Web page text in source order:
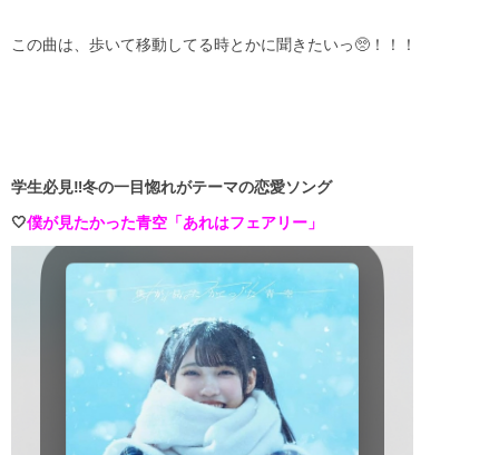
この曲は、歩いて移動してる時とかに聞きたいっ🥺！！！
学生必見‼️冬の一目惚れがテーマの恋愛ソング
🤍僕が見たかった青空「あれはフェアリー」